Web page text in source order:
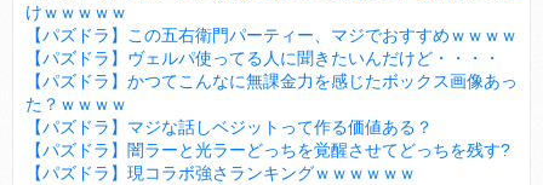
けｗｗｗｗｗ
【パズドラ】この五右衛門パーティー、マジでおすすめｗｗｗｗ
【パズドラ】ヴェルパ使ってる人に聞きたいんだけど・・・・
【パズドラ】かつてこんなに無課金力を感じたボックス画像あっ
た？ｗｗｗｗ
【パズドラ】マジな話しベジットって作る価値ある？
【パズドラ】闇ラーと光ラーどっちを覚醒させてどっちを残す?
【パズドラ】現コラボ強さランキングｗｗｗｗｗｗ